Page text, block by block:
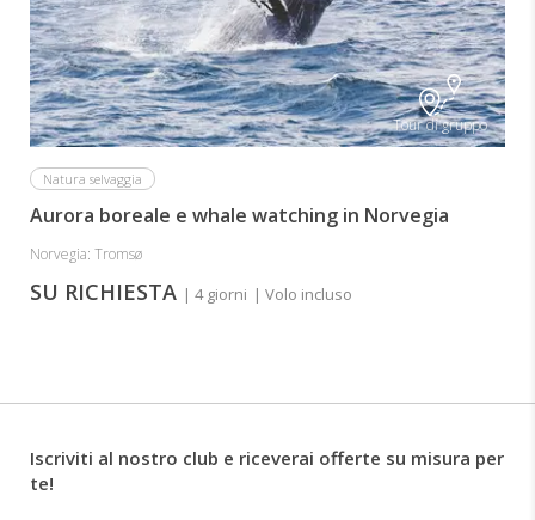
Tour di gruppo
Natura selvaggia
Aurora boreale e whale watching in Norvegia
Norvegia: Tromsø
SU RICHIESTA | 4 giorni | Volo incluso
Iscriviti al nostro club e riceverai offerte su misura per
te!